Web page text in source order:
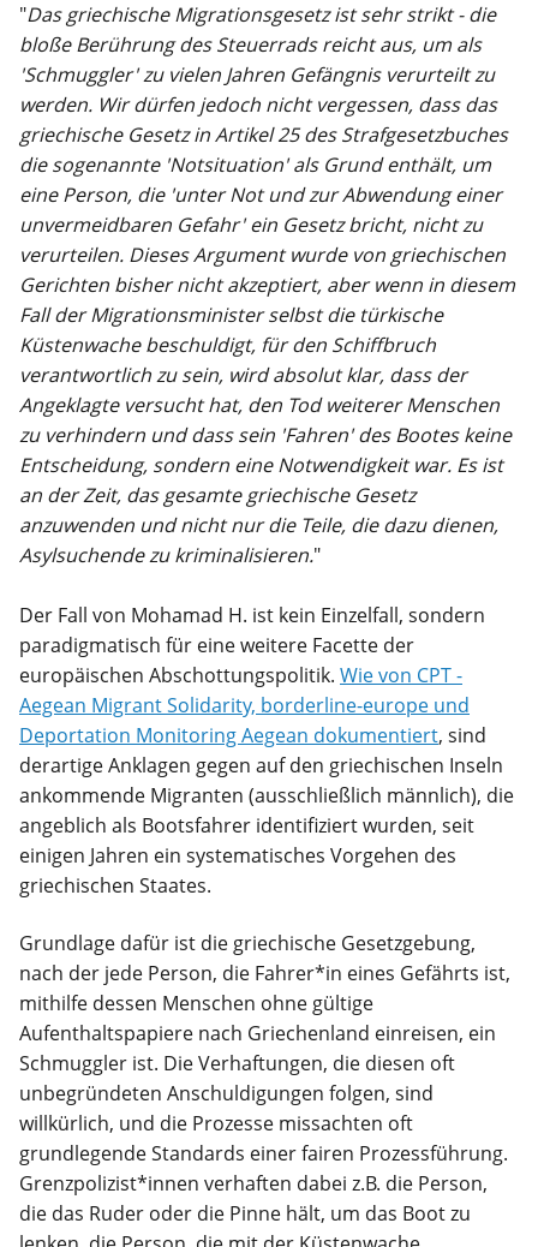
"Das griechische Migrationsgesetz ist sehr strikt - die
bloße Berührung des Steuerrads reicht aus, um als
'Schmuggler' zu vielen Jahren Gefängnis verurteilt zu
werden. Wir dürfen jedoch nicht vergessen, dass das
griechische Gesetz in Artikel 25 des Strafgesetzbuches
die sogenannte 'Notsituation' als Grund enthält, um
eine Person, die 'unter Not und zur Abwendung einer
unvermeidbaren Gefahr' ein Gesetz bricht, nicht zu
verurteilen. Dieses Argument wurde von griechischen
Gerichten bisher nicht akzeptiert, aber wenn in diesem
Fall der Migrationsminister selbst die türkische
Küstenwache beschuldigt, für den Schiffbruch
verantwortlich zu sein, wird absolut klar, dass der
Angeklagte versucht hat, den Tod weiterer Menschen
zu verhindern und dass sein 'Fahren' des Bootes keine
Entscheidung, sondern eine Notwendigkeit war. Es ist
an der Zeit, das gesamte griechische Gesetz
anzuwenden und nicht nur die Teile, die dazu dienen,
Asylsuchende zu kriminalisieren."
Der Fall von Mohamad H. ist kein Einzelfall, sondern
paradigmatisch für eine weitere Facette der
europäischen Abschottungspolitik. Wie von CPT -
Aegean Migrant Solidarity, borderline-europe und
Deportation Monitoring Aegean dokumentiert, sind
derartige Anklagen gegen auf den griechischen Inseln
ankommende Migranten (ausschließlich männlich), die
angeblich als Bootsfahrer identifiziert wurden, seit
einigen Jahren ein systematisches Vorgehen des
griechischen Staates.
Grundlage dafür ist die griechische Gesetzgebung,
nach der jede Person, die Fahrer*in eines Gefährts ist,
mithilfe dessen Menschen ohne gültige
Aufenthaltspapiere nach Griechenland einreisen, ein
Schmuggler ist. Die Verhaftungen, die diesen oft
unbegründeten Anschuldigungen folgen, sind
willkürlich, und die Prozesse missachten oft
grundlegende Standards einer fairen Prozessführung.
Grenzpolizist*innen verhaften dabei z.B. die Person,
die das Ruder oder die Pinne hält, um das Boot zu